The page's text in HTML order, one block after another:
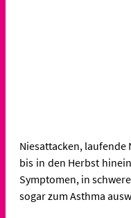
Niesattacken, laufende
bis in den Herbst
Symptomen, in
sogar zum Asthma